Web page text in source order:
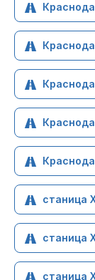
станица
станица
станица